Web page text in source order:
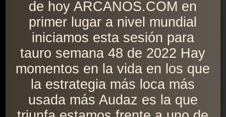
de hoy ARCANOS.COM en
primer lugar a nivel mundial
iniciamos esta sesión para
tauro semana 48 de 2022 Hay
momentos en la vida en los que
la estrategia más loca más
usada más Audaz es la que